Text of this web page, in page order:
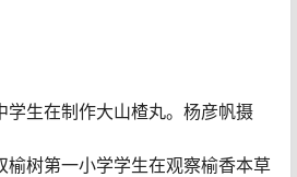
生在制作大山楂丸。杨彦帆摄
树第一小学学生在观察榆香本草